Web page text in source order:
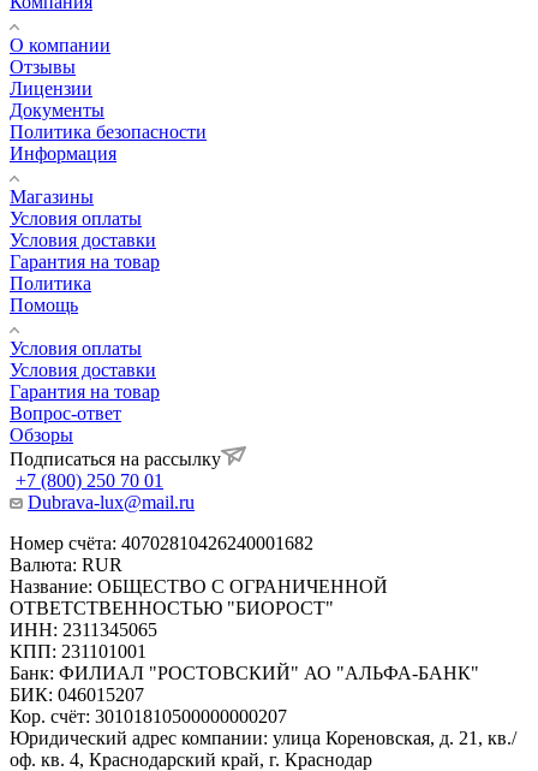
О компании
Отзывы
Лицензии
Документы
Политика безопасности
Информация
Магазины
Условия оплаты
Условия доставки
Гарантия на товар
Политика
Помощь
Условия оплаты
Условия доставки
Гарантия на товар
Вопрос-ответ
Обзоры
Подписаться на рассылку
+7 (800) 250 70 01
Dubrava-lux@mail.ru
Номер счёта: 40702810426240001682
Валюта: RUR
Название: ОБЩЕСТВО С ОГРАНИЧЕННОЙ
ОТВЕТСТВЕННОСТЬЮ "БИОРОСТ"
ИНН: 2311345065
КПП: 231101001
Банк: ФИЛИАЛ "РОСТОВСКИЙ" АО "АЛЬФА-БАНК"
БИК: 046015207
Кор. счёт: 30101810500000000207
Юридический адрес компании: улица Кореновская, д. 21, кв./
оф. кв. 4, Краснодарский край, г. Краснодар